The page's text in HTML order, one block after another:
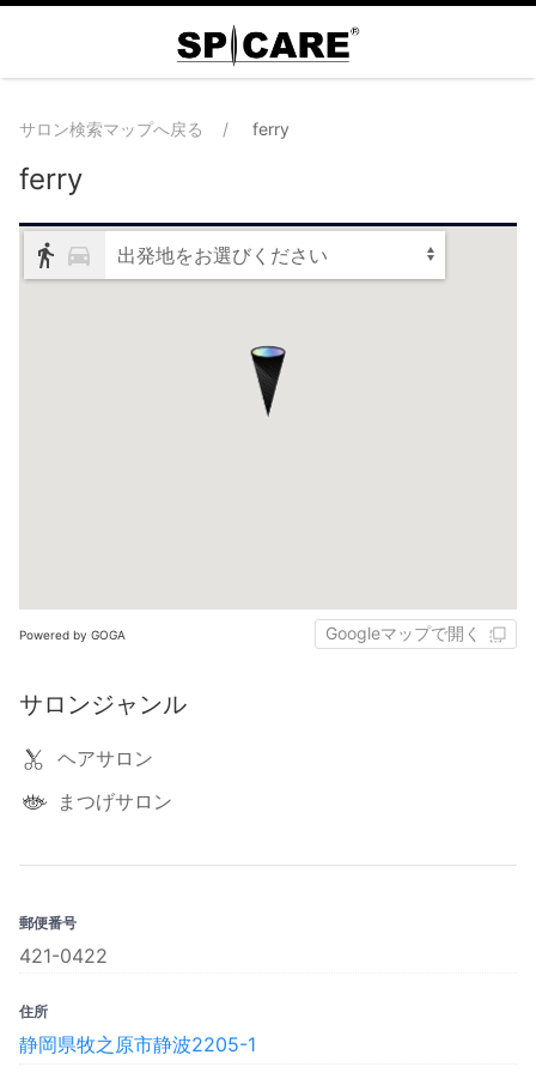
サロン検索マップへ戻る ferry
ferry
出発地をお選びください
Powered by GOGA Googleマップで開く
サロンジャンル
ヘアサロン
まつげサロン
郵便番号
421-0422
住所
静岡県牧之原市静波2205-1